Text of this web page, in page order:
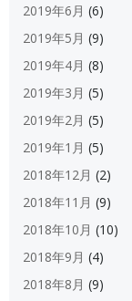
2019年6月 (6)
2019年5月 (9)
2019年4月 (8)
2019年3月 (5)
2019年2月 (5)
2019年1月 (5)
2018年12月 (2)
2018年11月 (9)
2018年10月 (10)
2018年9月 (4)
2018年8月 (9)